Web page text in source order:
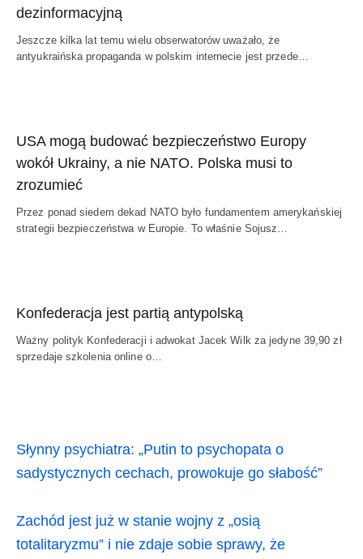
dezinformacyjną
Jeszcze kilka lat temu wielu obserwatorów uważało, że
antyukraińska propaganda w polskim internecie jest przede…
USA mogą budować bezpieczeństwo Europy
wokół Ukrainy, a nie NATO. Polska musi to
zrozumieć
Przez ponad siedem dekad NATO było fundamentem amerykańskiej
strategii bezpieczeństwa w Europie. To właśnie Sojusz…
Konfederacja jest partią antypolską
Ważny polityk Konfederacji i adwokat Jacek Wilk za jedyne 39,90 zł
sprzedaje szkolenia online o…
Słynny psychiatra: „Putin to psychopata o
sadystycznych cechach, prowokuje go słabość”
Zachód jest już w stanie wojny z „osią
totalitaryzmu” i nie zdaje sobie sprawy, że